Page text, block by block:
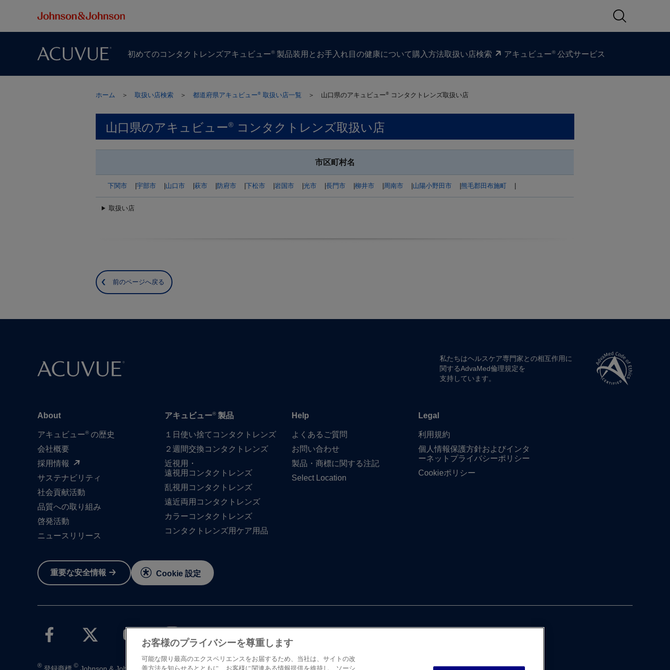
初めての​コンタクトレンズアキュビュー® 製品装用とお手入れ目の​健康に​ついて購入方​法取扱い​店検索 アキュビュー® 公式サービス
ホーム ＞ 取扱い店検索 ＞ 都道府県アキュビュー® 取扱い店一覧 ＞ 山口県のアキュビュー® コンタクトレンズ取扱い店
山口県のアキュビュー® コンタクトレンズ取扱い店
市区町村名
下関市 宇部市 山口市 萩市 防府市 下松市 岩国市 光市 長門市 柳井市 周南市 山陽小野田市 熊毛郡田布施町
取扱い店
前のページへ戻る
私たちは​ヘルスケア専門家との​相互作用に​
関する​AdvaMed倫理規定を​
支持しています。
About
アキュビュー® の歴史
会社概要
採用情報
サステナビリティ
社会貢献活動
品質への​取り組み
啓発活動
ニュースリリース
アキュビュー®製品
１日​使い捨て​​コンタクトレンズ
２週間交換コンタクトレンズ
近視用・
遠視用コンタクトレンズ
乱視用コンタクトレンズ
遠近両用コンタクトレンズ
カラーコンタクトレンズ
コンタクトレンズ用ケア用品
Help
よく​ある​ご質問
お問い​合わせ
製品・商標に​関する​注記
Select Location
Legal
利用規約
個人情報保護方針およびインタ
ーネットプライバシーポリシー
Cookieポリシー
重要な​安全情報 Cookie 設定
® ©
お客様のプライバシーを尊重します
可能な限り最高のエクスペリエンスをお届するため、当社は、サイトの改
善方法を知らせるとともに、お客様に関連ある情報提供を維持し、ソーシ